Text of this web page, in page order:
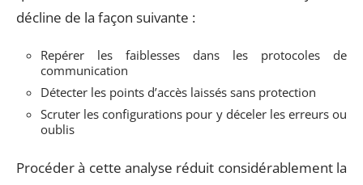
décline de la façon suivante :
Repérer les faiblesses dans les protocoles de
communication
Détecter les points d’accès laissés sans protection
Scruter les configurations pour y déceler les erreurs ou
oublis
Procéder à cette analyse réduit considérablement la